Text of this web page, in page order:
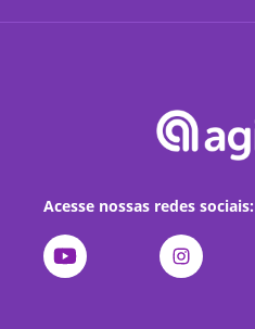
Acesse nossas redes sociais: